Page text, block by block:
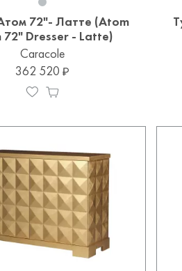
72"- Латте (Atom
72" Dresser - Latte)
Caracole
362 520